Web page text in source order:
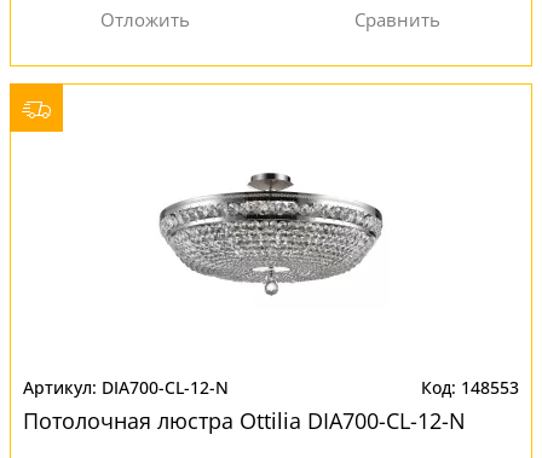
DIA700-CL-12-N 148553
Потолочная люстра Ottilia DIA700-CL-12-N